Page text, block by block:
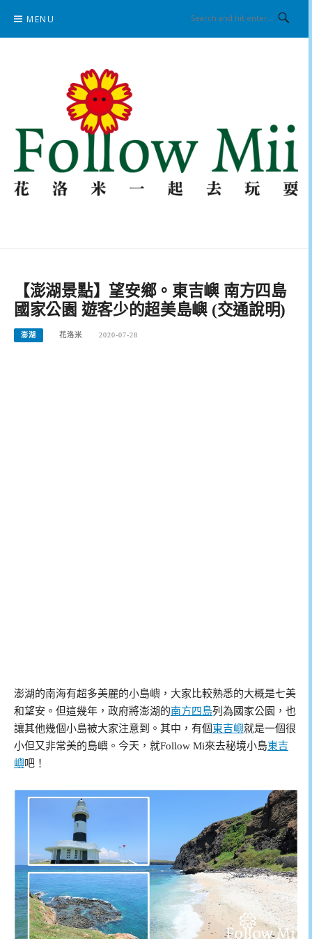
content
MENU
【澎湖景點】望安鄉。東吉嶼 南方四島
國家公園 遊客少的超美島嶼 (交通說明)
澎湖 花洛米 2020-07-28
澎湖的南海有超多美麗的小島嶼，大家比較熟悉的大概是七美
和望安。但這幾年，政府將澎湖的南方四島列為國家公園，也
讓其他幾個小島被大家注意到。其中，有個東吉嶼就是一個很
小但又非常美的島嶼。今天，就Follow Mi來去秘境小島東吉
嶼吧！